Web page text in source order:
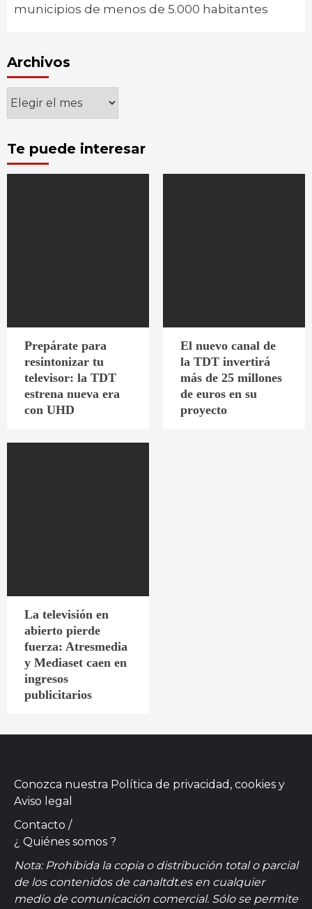
municipios de menos de 5.000 habitantes
Archivos
Te puede interesar
Prepárate para
resintonizar tu
televisor: la TDT
estrena nueva era
con UHD
El nuevo canal de
la TDT invertirá
más de 25 millones
de euros en su
proyecto
La televisión en
abierto pierde
fuerza: Atresmedia
y Mediaset caen en
ingresos
publicitarios
Conozca nuestra Política de privacidad, cookies y
Aviso legal
Contacto /
¿ Quiénes somos ?
Nota: Prohibida la copia o distribución total o parcial
de los contenidos de canaltdt.es en cualquier
medio de comunicación comercial. Sólo se permite